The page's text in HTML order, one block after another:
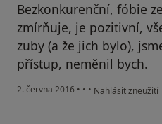
Bezkonkurenční, fóbie
zmírňuje, je pozitivní,
zuby (a že jich bylo),
přístup, neměnil bych.
2. června 2016 • • • podle názoru
Nahlásit zneužití